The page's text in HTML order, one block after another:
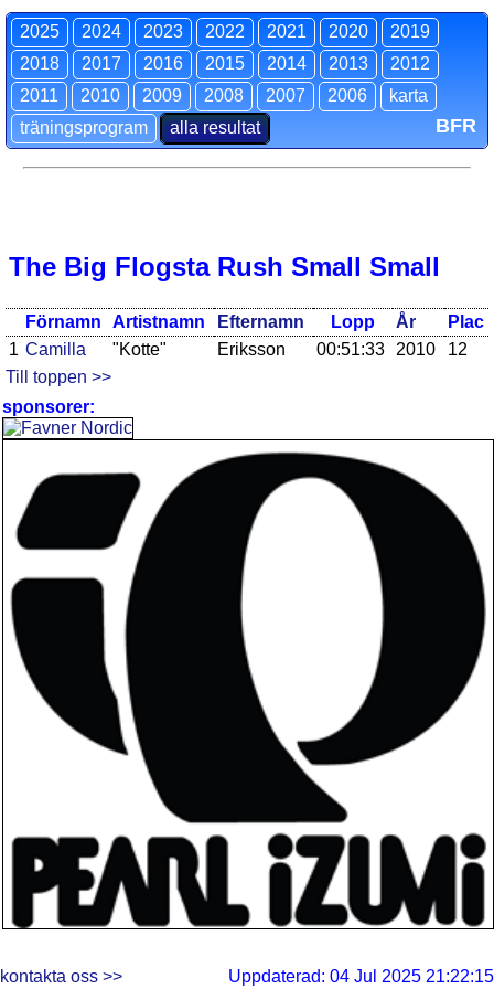
2025 2024 2023 2022 2021 2020
2019
2018
2017 2016 2015 2014 2013
2012
2011
2010 2009 2008 2007 2006
karta
träningsprogram
alla resultat BFR
The Big Flogsta Rush Small Small
Förnamn Artistnamn Efternamn Lopp År
Plac
1 Camilla "Kotte" Eriksson 00:51:33 2010
12
Till toppen >>
sponsorer:
kontakta oss >> Uppdaterad: 04 Jul 2025 21:22:15